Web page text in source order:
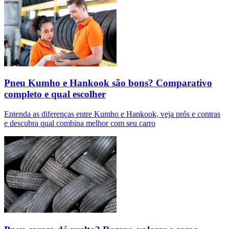
Pneu Kumho e Hankook são bons? Comparativo
completo e qual escolher
Entenda as diferenças entre Kumho e Hankook, veja prós e contras
e descubra qual combina melhor com seu carro